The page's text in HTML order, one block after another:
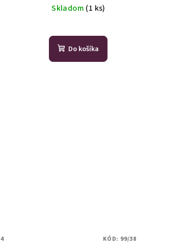
Skladom (1 ks)
Do košíka
KÓD: 99/38